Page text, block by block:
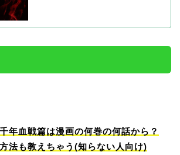
年血戦篇は漫画の何巻の何話から？
法も教えちゃう(知らない人向け)